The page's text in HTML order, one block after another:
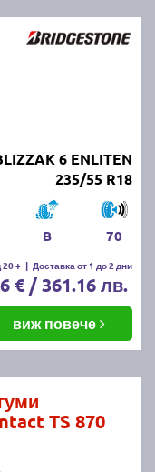
6 ENLITEN
235/55 R18
B 70
+ | Доставка от 1 до 2 дни
€ / 361.16 лв.
виж повече
TS 870